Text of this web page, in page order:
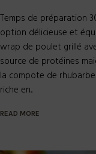
Temps de préparation
option délicieuse et
wrap de poulet grillé
source de protéines
la compote de
riche en...
READ MORE